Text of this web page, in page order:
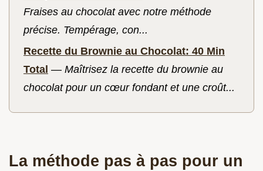
Fraises au chocolat avec notre méthode
précise. Tempérage, con...
Recette du Brownie au Chocolat: 40 Min
Total — Maîtrisez la recette du brownie au
chocolat pour un cœur fondant et une croût...
La méthode pas à pas pour un